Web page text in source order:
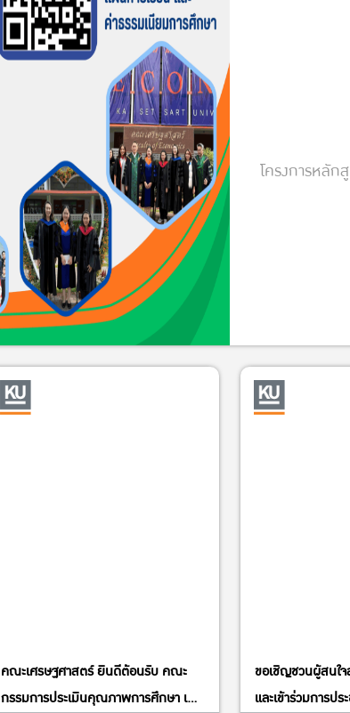
โครงการหลั
คณะเศรษฐศาสตร์ ยินดีต้อนรับ คณะ
กรรมการประเมินคุณภาพการศึกษา เพื่อ
ขอเชิญชวนผู้สนใจ
และเข้าร่วมการป